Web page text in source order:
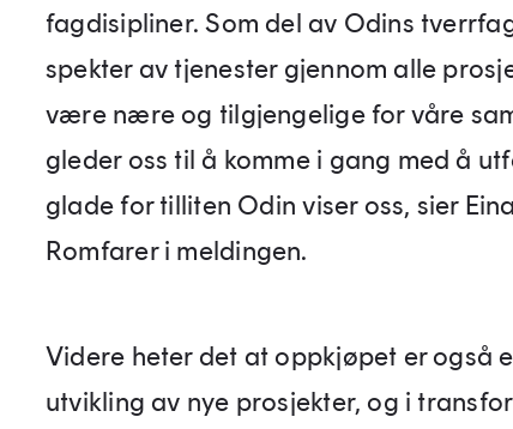
fagdisipliner. Som del av Odins
spekter av tjenester gjennom alle
være nære og tilgjengelige for våre
gleder oss til å komme i gang med å
glade for tilliten Odin viser oss, sier
Romfarer i meldingen.
Videre heter det at oppkjøpet er også
utvikling av nye prosjekter, og i